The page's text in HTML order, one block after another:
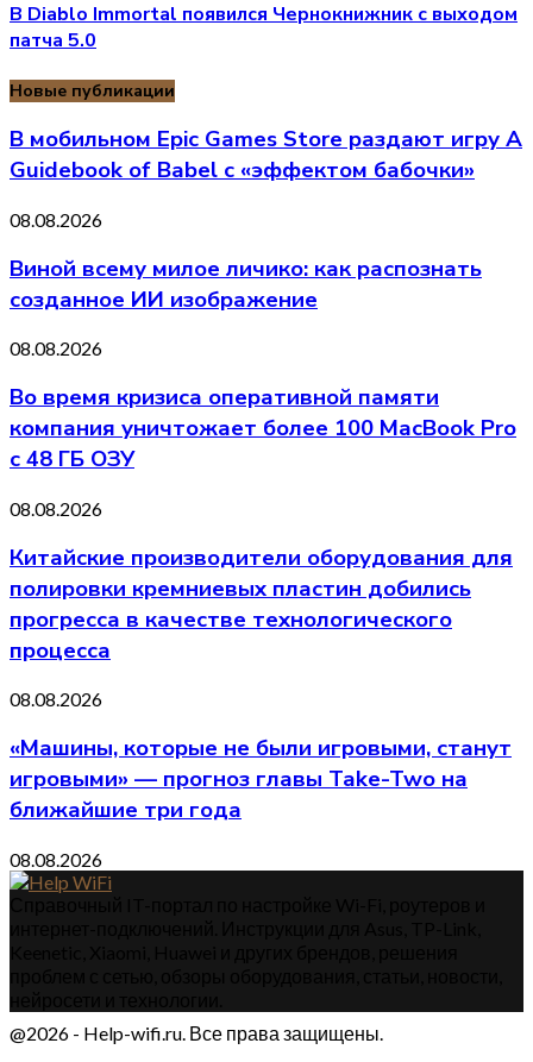
В Diablo Immortal появился Чернокнижник с выходом
патча 5.0
Новые публикации
В мобильном Epic Games Store раздают игру A
Guidebook of Babel с «эффектом бабочки»
08.08.2026
Виной всему милое личико: как распознать
созданное ИИ изображение
08.08.2026
Во время кризиса оперативной памяти
компания уничтожает более 100 MacBook Pro
с 48 ГБ ОЗУ
08.08.2026
Китайские производители оборудования для
полировки кремниевых пластин добились
прогресса в качестве технологического
процесса
08.08.2026
«Машины, которые не были игровыми, станут
игровыми» — прогноз главы Take-Two на
ближайшие три года
08.08.2026
@2026 - Help-wifi.ru. Все права защищены.